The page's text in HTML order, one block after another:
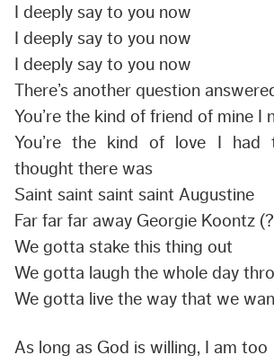
I deeply say to you now
I deeply say to you now
I deeply say to you now
There’s another question
You’re the kind of friend of mine I
You’re the kind of love I had
thought there was
Saint saint saint saint Augustine
Far far far away Georgie Koontz
We gotta stake this thing out
We gotta laugh the whole day
We gotta live the way that we
As long as God is willing, I am too